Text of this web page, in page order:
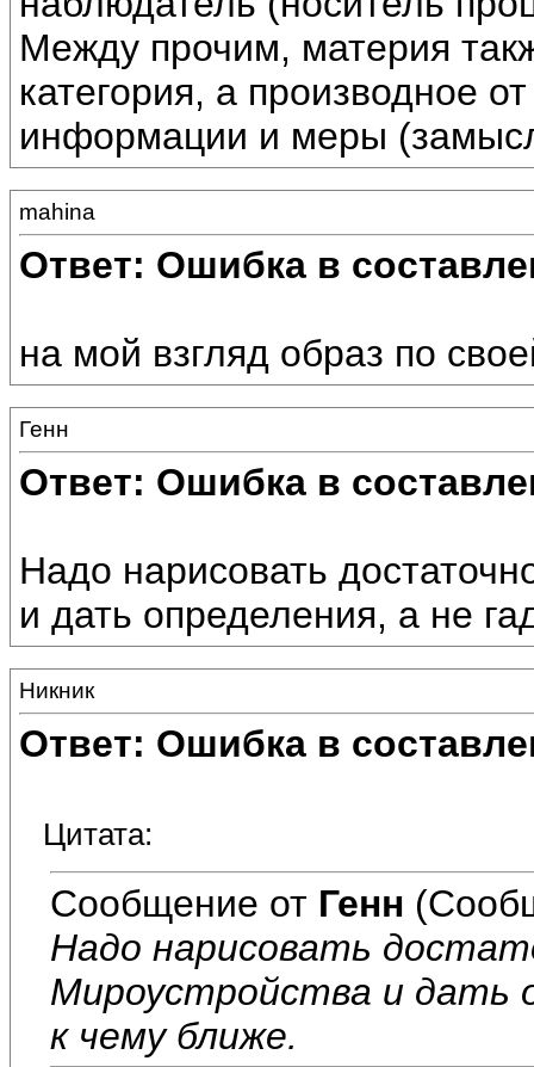
Между прочим, материя
категория, а производное
информации и меры
mahina
Ответ: Ошибка в
на мой взгляд образ по
Генн
Ответ: Ошибка в
Надо нарисовать
и дать определения, а не
Никник
Ответ: Ошибка в
Цитата:
Сообщение от Генн
Надо нарисовать
Мироустройства и дать
к чему ближе.